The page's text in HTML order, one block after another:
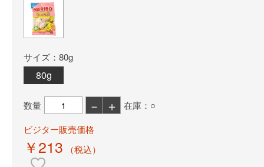
サイズ：80g
80g
数量 － ＋
在庫：○
ビジター販売価格
￥213 （税込）